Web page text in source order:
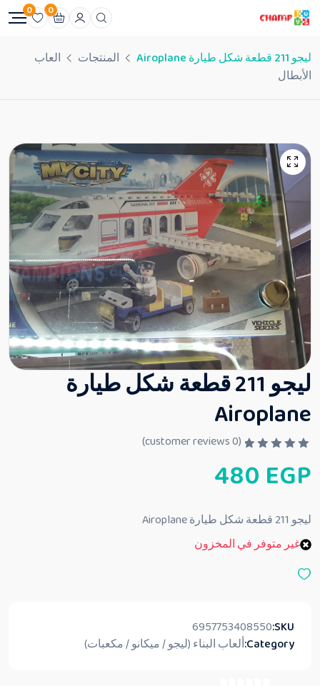
0
0
ليجو 211 قطعة شكل طيارة Airoplane المنتجات
العاب
الأبطال
ليجو 211 قطعة شكل طيارة
Airoplane
م
ا
ي
م
ن
(
0
480 EGP
ليجو 211 قطعة شكل طيارة Airoplane
غير متوفر في المخزون
SKU:
6957753408550
Category:ألعاب البناء (ليجو / ميكانو / مكعبات)